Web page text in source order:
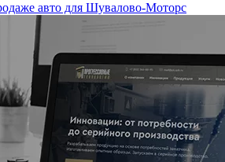
авто для Шувалово-Моторс